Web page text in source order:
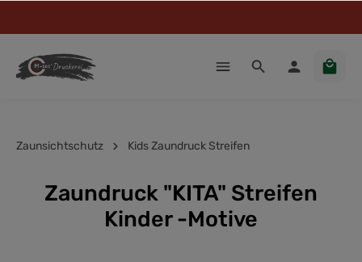
Zaunsichtschutz Kids Zaundruck Streifen
Zaundruck "KITA" Streifen
Kinder -Motive